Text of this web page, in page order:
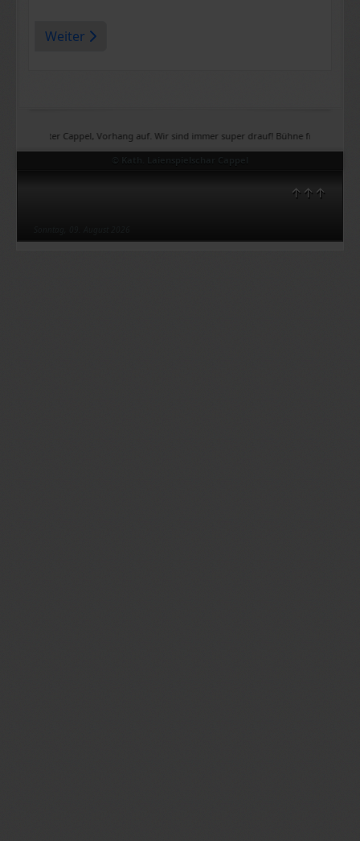
Theater Cappel, Vorhang auf. Wir sind immer super drauf! Bühne frei, Bühne
© Kath. Laienspielschar Cappel
↑↑↑
Weiter